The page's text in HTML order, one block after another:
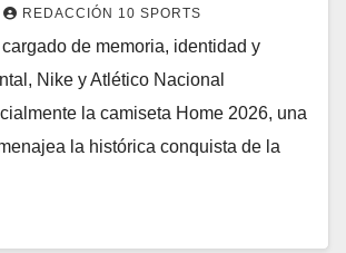
REDACCIÓN 10 SPORTS
de memoria, identidad y
Nike y Atlético Nacional
la camiseta Home 2026, una
la histórica conquista de la